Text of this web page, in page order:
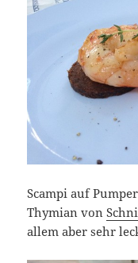
Scampi auf
Thymian von
allem aber sehr